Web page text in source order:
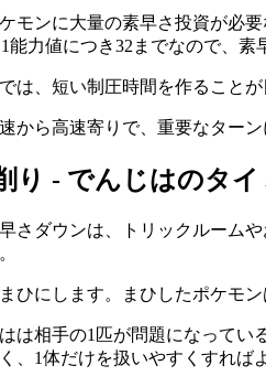
モンに大量の素早さ投資が必
能力値につき32までなので、
は、短い制圧時間を作ること
から高速寄りで、重要なター
り - でんじはのタ
さダウンは、トリックルーム
ひにします。まひしたポケモン
は相手の1匹が問題になって
、1体だけを扱いやすくすれば